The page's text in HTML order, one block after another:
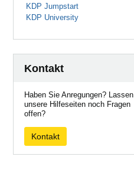
KDP Jumpstart
KDP University
Kontakt
Haben Sie Anregungen? Lassen
unsere Hilfeseiten noch Fragen
offen?
Kontakt